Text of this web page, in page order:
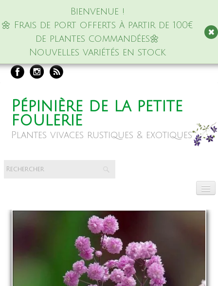
Bienvenue !
🌼 Frais de port offerts à partir de 100€
de plantes commandées🌼
Nouvelles variétés en stock
Pépinière de la petite
foulerie
Plantes vivaces rustiques & exotiques